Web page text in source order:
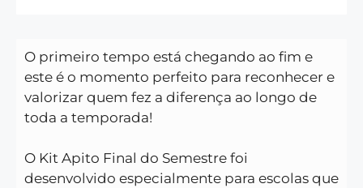
O primeiro tempo está chegando ao fim e
este é o momento perfeito para reconhecer e
valorizar quem fez a diferença ao longo de
toda a temporada!
O Kit Apito Final do Semestre foi
desenvolvido especialmente para escolas que